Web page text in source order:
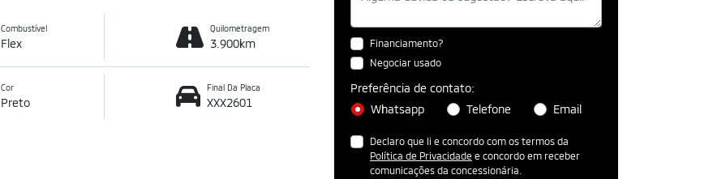
Financiamento?
Negociar usado
Preferência de contato:
Whatsapp
Telefone Email
Declaro que li e concordo com os termos da
Política de Privacidade e concordo em receber
comunicações da concessionária.
Combustível
Flex
Quilometragem
3.900km
Cor
Preto
Final Da Placa
XXX2601